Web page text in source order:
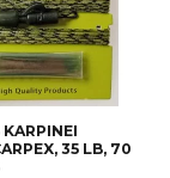
KARPINEI
35 LB, 70